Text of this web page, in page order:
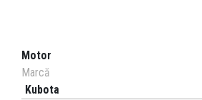
Motor
Marcă
Kubota